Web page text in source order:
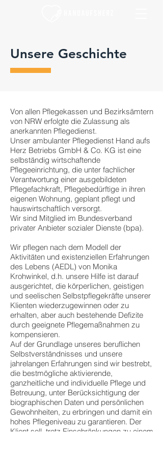
Unsere Geschichte
Von allen Pflegekassen und Bezirksämtern
von NRW erfolgte die Zulassung als
anerkannten Pflegedienst.
Unser ambulanter Pflegedienst Hand aufs
Herz Betriebs GmbH & Co. KG ist eine
selbständig wirtschaftende
Pflegeeinrichtung, die unter fachlicher
Verantwortung einer ausgebildeten
Pflegefachkraft, Pflegebedürftige in ihren
eigenen Wohnung, geplant pflegt und
hauswirtschaftlich versorgt.
Wir sind Mitglied im Bundesverband
privater Anbieter sozialer Dienste (bpa).
Wir pflegen nach dem Modell der
Aktivitäten und existenziellen Erfahrungen
des Lebens (AEDL) von Monika
Krohwinkel, d.h. unsere Hilfe ist darauf
ausgerichtet, die körperlichen, geistigen
und seelischen Selbstpflegekräfte unserer
Klienten wiederzugewinnen oder zu
erhalten, aber auch bestehende Defizite
durch geeignete Pflegemaßnahmen zu
kompensieren.
Auf der Grundlage unseres beruflichen
Selbstverständnisses und unsere
jahrelangen Erfahrungen sind wir bestrebt,
die bestmögliche aktivierende,
ganzheitliche und individuelle Pflege und
Betreuung, unter Berücksichtigung der
biographischen Daten und persönlichen
Gewohnheiten, zu erbringen und damit ein
hohes Pflegeniveau zu garantieren. Der
Klient soll, trotz Einschränkungen zu einem